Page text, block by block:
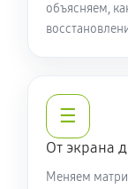
объясняем,
☰
От экрана
Меняем